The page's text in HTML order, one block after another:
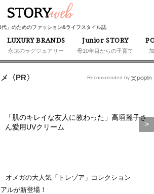
代」のためのファッション&ライフスタイル誌
LUXURY BRANDS
永遠のラグジュアリー
Junior STORY
母10年目からの子育て
〈PR〉
「肌のキレイな友人に教わった」高垣麗子さ
ん愛用UVクリーム
Recommended by
オメガの大人気「トレゾア」コレクション
ルが新登場！